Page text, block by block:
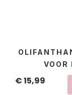
VOOR
€15,99